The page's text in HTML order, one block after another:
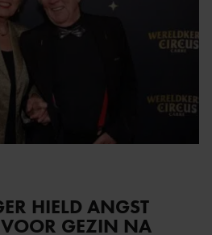
HIELD ANGST
GEZIN NA